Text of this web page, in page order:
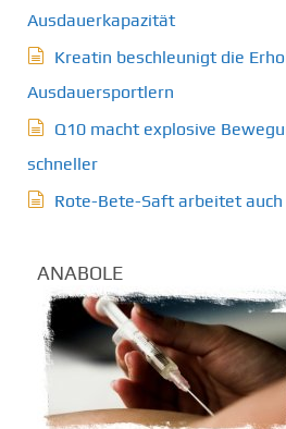
Ausdauerkapazität
Kreatin beschleunigt die
Ausdauersportlern
Q10 macht explosive
schneller
Rote-Bete-Saft arbeitet
ANABOLE